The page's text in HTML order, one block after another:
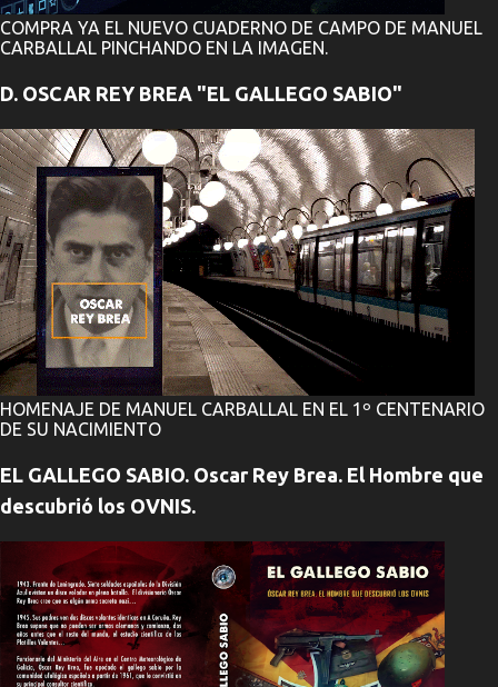
COMPRA YA EL NUEVO CUADERNO DE CAMPO DE MANUEL
CARBALLAL PINCHANDO EN LA IMAGEN.
D. OSCAR REY BREA "EL GALLEGO SABIO"
HOMENAJE DE MANUEL CARBALLAL EN EL 1º CENTENARIO
DE SU NACIMIENTO
EL GALLEGO SABIO. Oscar Rey Brea. El Hombre que
descubrió los OVNIS.